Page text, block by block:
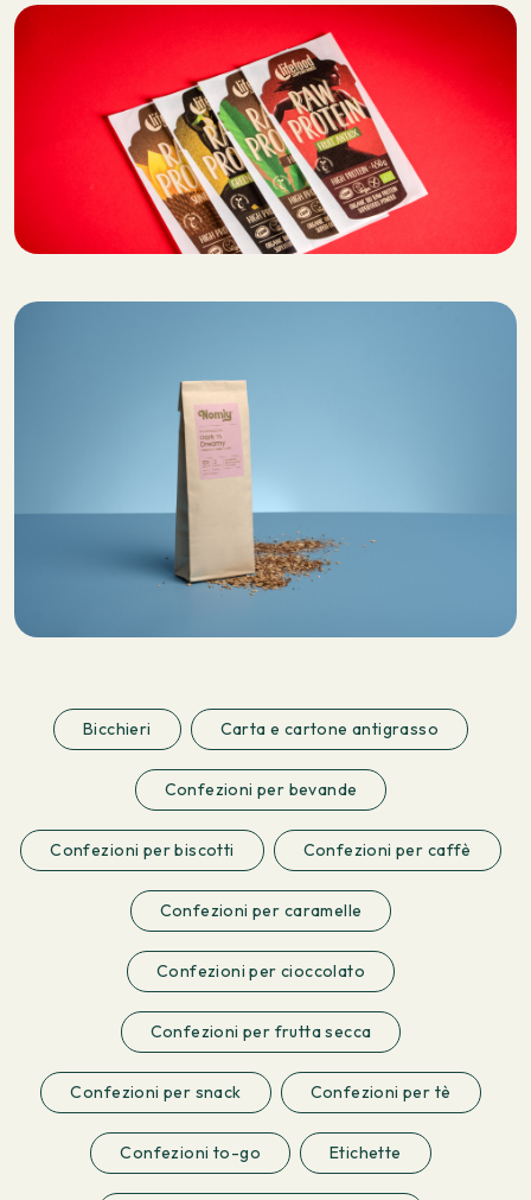
Bicchieri Carta e cartone antigrasso
Confezioni per bevande
Confezioni per biscotti Confezioni per caffè
Confezioni per caramelle
Confezioni per cioccolato
Confezioni per frutta secca
Confezioni per snack Confezioni per tè
Confezioni to-go Etichette